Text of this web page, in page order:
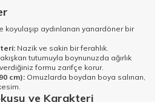
koyulaşıp aydınlanan yanardöner bir
Nazik ve sakin bir ferahlık.
tutumuyla boynunuzda ağırlık
formu zarifçe korur.
cm): Omuzlarda boydan boya salınan,
ve Karakteri